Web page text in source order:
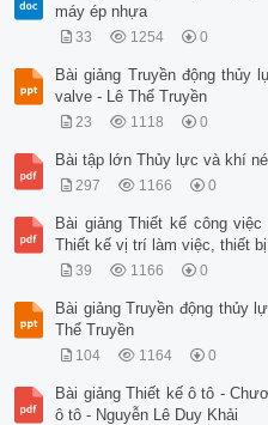
máy ép nhựa
33 1254 0
Bài giảng Truyền động thủy
valve - Lê Thể Truyền
23 1118 0
Bài tập lớn Thủy lực và khí
297 1166 0
Bài giảng Thiết kế công
Thiết kế vị trí làm việc, thiết
39 1166 0
Bài giảng Truyền động thủy
Thể Truyền
104 1164 0
Bài giảng Thiết kế ô tô -
ô tô - Nguyễn Lê Duy Khải